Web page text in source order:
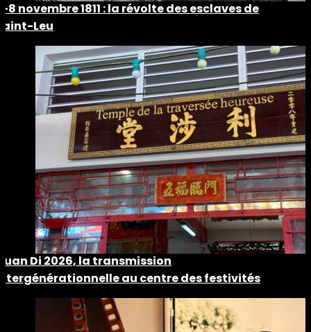
8 novembre 1811 : la révolte des esclaves de
Leu
Di 2026, la transmission
au centre des festivités